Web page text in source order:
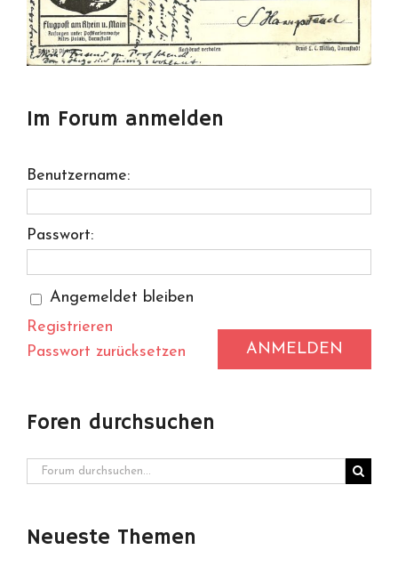
Im Forum anmelden
Benutzername:
Passwort:
Angemeldet bleiben
ANMELDEN
Registrieren
Passwort zurücksetzen
Foren durchsuchen
Neueste Themen